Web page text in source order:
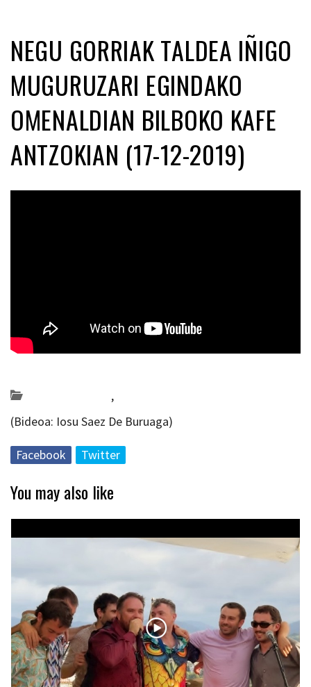
NEGU GORRIAK TALDEA IÑIGO
MUGURUZARI EGINDAKO
OMENALDIAN BILBOKO KAFE
ANTZOKIAN (17-12-2019)
,
(Bideoa: Iosu Saez De Buruaga)
Facebook Twitter
You may also like